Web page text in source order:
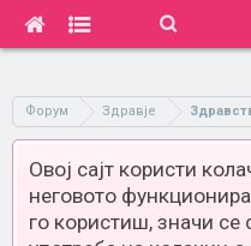
Форум Здравје
Овој сајт користи
неговото
го користиш, значи